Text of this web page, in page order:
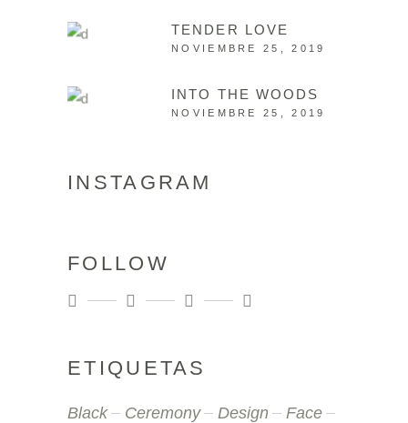
TENDER LOVE
NOVIEMBRE 25, 2019
INTO THE WOODS
NOVIEMBRE 25, 2019
INSTAGRAM
FOLLOW
ETIQUETAS
Black Ceremony Design
Face